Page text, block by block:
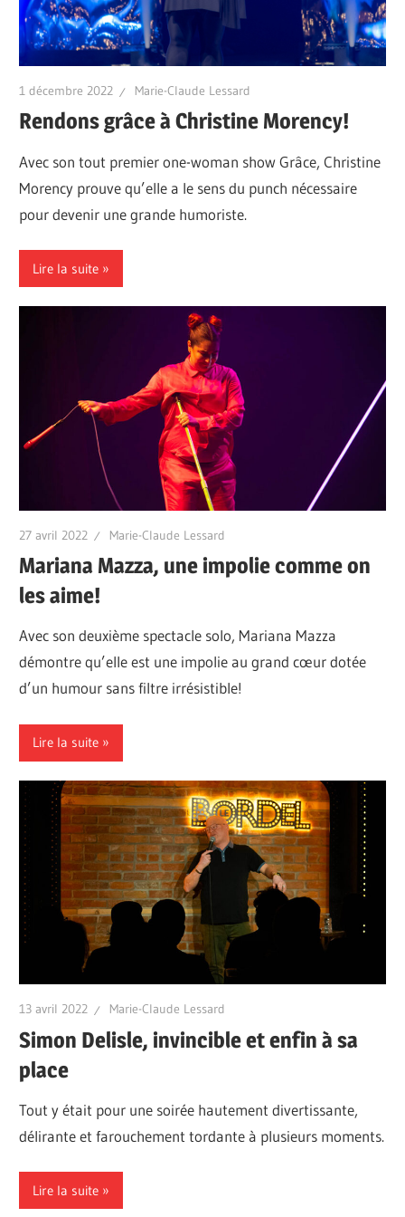
1 décembre 2022 Marie-Claude Lessard
Rendons grâce à Christine Morency!
Avec son tout premier one-woman show Grâce, Christine
Morency prouve qu’elle a le sens du punch nécessaire
pour devenir une grande humoriste.
Lire la suite
27 avril 2022 Marie-Claude Lessard
Mariana Mazza, une impolie comme on
les aime!
Avec son deuxième spectacle solo, Mariana Mazza
démontre qu’elle est une impolie au grand cœur dotée
d’un humour sans filtre irrésistible!
Lire la suite
13 avril 2022 Marie-Claude Lessard
Simon Delisle, invincible et enfin à sa
place
Tout y était pour une soirée hautement divertissante,
délirante et farouchement tordante à plusieurs moments.
Lire la suite